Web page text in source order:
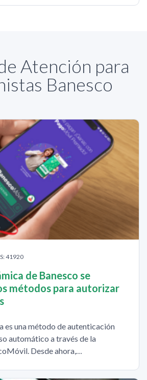
Atención para
Banesco
41920
de Banesco se
métodos para autorizar
es una método de autenticación
automático a través de la
Desde ahora,…